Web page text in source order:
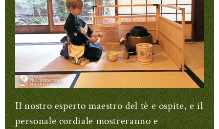
Il nostro esperto maestro del tè e ospite, e il
personale cordiale mostreranno e